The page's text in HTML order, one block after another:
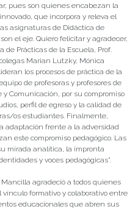
pues son quienes encabezan la
que incorpora y releva el
asignaturas de Didáctica de
el eje. Quiero felicitar y agradecer,
de Prácticas de la Escuela, Prof.
Marian Lutzky, Mónica
los procesos de práctica de la
de profesoras y profesores de
Comunicación, por su compromiso
perfil de egreso y la calidad de
os estudiantes. Finalmente,
adaptación frente a la adversidad
este compromiso pedagógico. Las
mirada analítica, la impronta
y voces pedagógicas”.
Mancilla agradeció a todos quienes
formativo y colaborativo entre
educacionales que abren sus